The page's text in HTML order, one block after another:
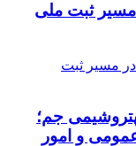
در مسیر ثبت ملی
جم؛
و امور